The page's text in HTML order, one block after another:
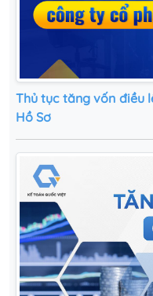
Thủ tục tăng vốn điều
Hồ Sơ